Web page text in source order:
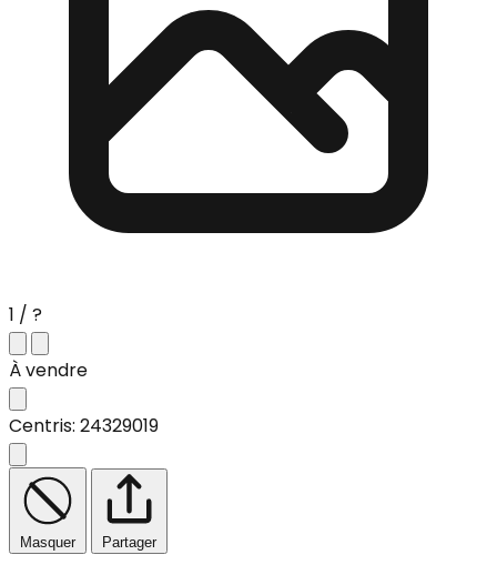
1 / ?
À vendre
Centris: 24329019
Masquer Partager